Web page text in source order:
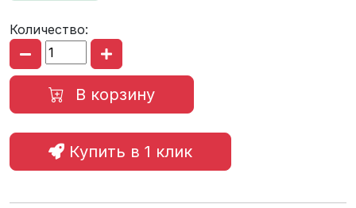
Количество:
В корзину
Купить в 1 клик